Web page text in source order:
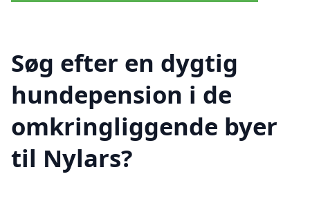
Søg efter en dygtig
hundepension i de
omkringliggende byer
til Nylars?